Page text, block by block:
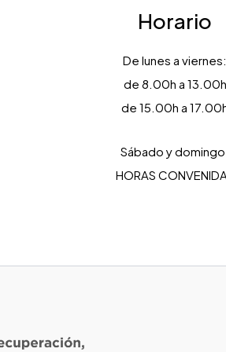
Horario
De lunes a viernes:
de 8.00h a 13.00h
de 15.00h a
Sábado y
HORAS